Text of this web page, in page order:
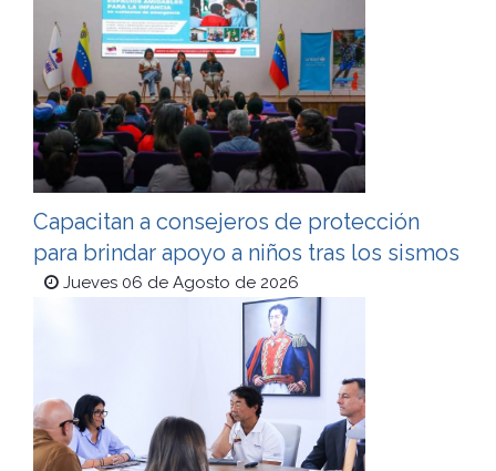
Capacitan a consejeros de protección
para brindar apoyo a niños tras los sismos
Jueves 06 de Agosto de 2026